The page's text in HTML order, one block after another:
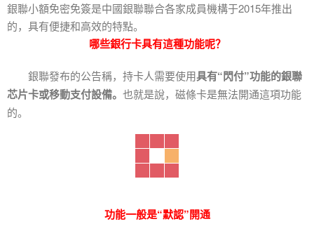
銀聯小額免密免簽是中國銀聯聯合各家成員機構于2015年推出
的，具有便捷和高效的特點。
哪些銀行卡具有這種功能呢？
銀聯發布的公告稱，持卡人需要使用具有“閃付”功能的銀聯
芯片卡或移動支付設備。 也就是說，磁條卡是無法開通這項功能
的。
功能一般是“默認”開通